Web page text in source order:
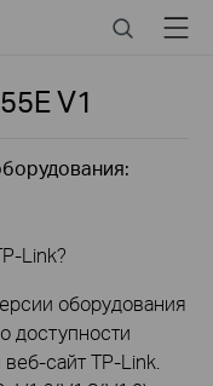
SearchMenu
V1
Link?
оборудования
доступности
сайт TP-Link.